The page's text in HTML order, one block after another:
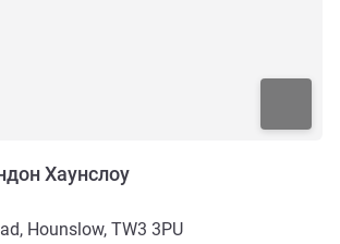
Хаунслоу
Hounslow, TW3 3PU